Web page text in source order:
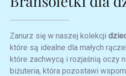
Zanurz się w naszej kolekcji
które są idealne dla małych
które zachwycą i rozjaśnią oczy
biżuteria, która pozostawi